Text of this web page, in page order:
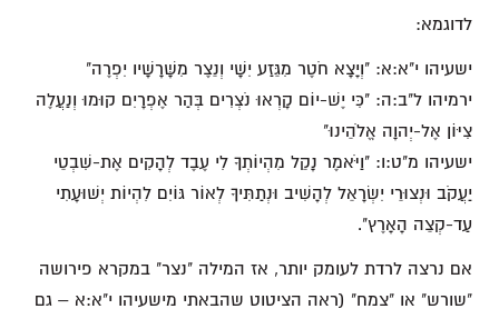
לדוגמא:
ישעיהו י"א:א: "וְיָצָא חֹטֶר מִגֵּזַע יִשָׁי וְנֵצֶר מִשָּׁרָשָׁיו יִפְרֶה"
ירמיהו ל"ב:ה: "כִּי יֶשׁ-יוֹם קָרְאוּ נֹצְרִים בְּהַר אֶפְרָיִם קוּמוּ וְנַעֲלֶה
צִיּוֹן אֶל-יְהוָה אֱלֹהֵינוּ"
ישעיהו מ"ט:ו: "וַיֹּאמֶר נָקֵל מִהְיוֹתְךָ לִי עֶבֶד לְהָקִים אֶת-שִׁבְטֵי
יַעֲקֹב וּנְצוּרֵי יִשְׂרָאֵל לְהָשִׁיב וּנְתַתִּיךָ לְאוֹר גּוֹיִם לִהְיוֹת יְשׁוּעָתִי
עַד-קְצֵה הָאָרֶץ".
אם נרצה לרדת לעומק יותר, אז המילה "נצר" במקרא פירושה
"שורש" או "צמח" (ראה הציטוט שהבאתי מישעיהו י"א:א – גם